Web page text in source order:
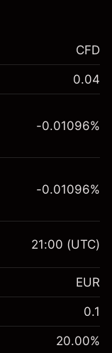
CFD-
CFD
0.04
€1,000.00
(-€0.55)
-0.01096%
€1,000.00
-0.01096%
21:00 (UTC)
EUR
0.1
20.00%